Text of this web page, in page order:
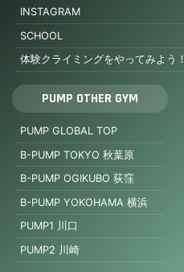
INSTAGRAM
SCHOOL
体験クライミングをやってみよう！
PUMP OTHER GYM
PUMP GLOBAL TOP
B-PUMP TOKYO 秋葉原
B-PUMP OGIKUBO 荻窪
B-PUMP YOKOHAMA 横浜
PUMP1 川口
PUMP2 川崎